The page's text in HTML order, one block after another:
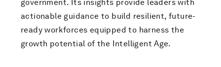
government. Its insights provide leaders with
actionable guidance to build resilient, future-
ready workforces equipped to harness the
growth potential of the Intelligent Age.